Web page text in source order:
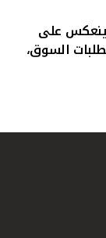
ينعكس على
السوق،